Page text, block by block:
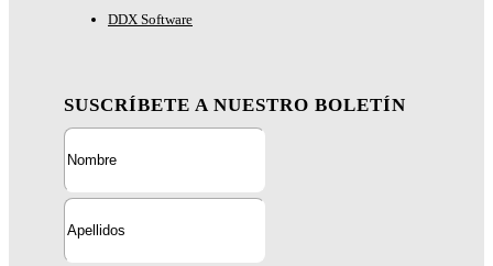
DDX Software
SUSCRÍBETE A NUESTRO BOLETÍN